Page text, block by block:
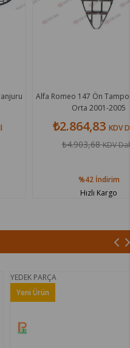
Alfa Romeo 147 Ön Tampon Panjuru
Orta 2001-2005
₺2.864,83KDV Dahil
₺4.903,68KDV Dahil
İndirim
Hızlı Kargo
YEDEK PARÇA
Yeni Ürün